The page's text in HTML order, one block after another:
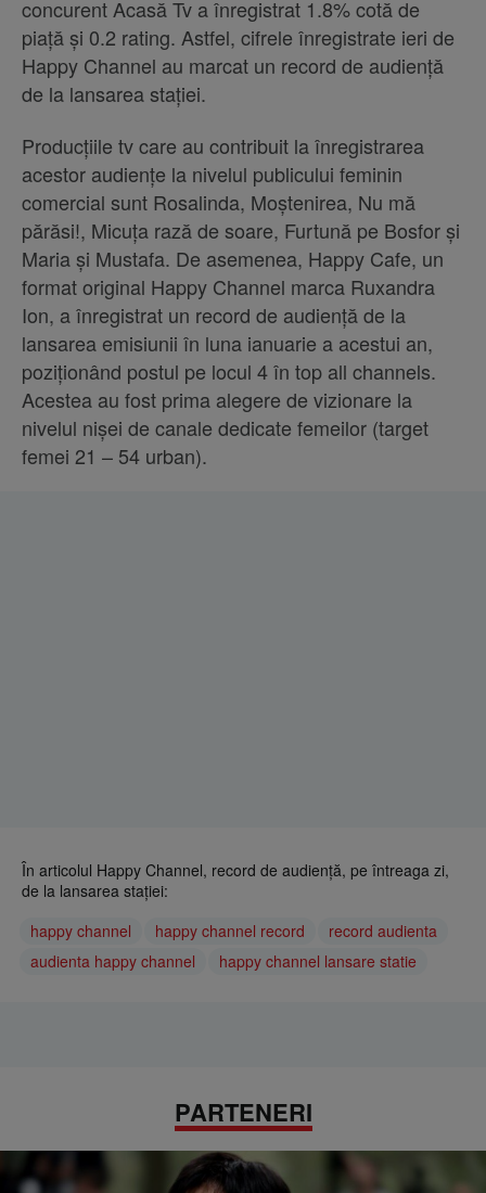
concurent Acasă Tv a înregistrat 1.8% cotă de
piață și 0.2 rating. Astfel, cifrele înregistrate ieri de
Happy Channel au marcat un record de audiență
de la lansarea stației.
Producţiile tv care au contribuit la înregistrarea
acestor audiențe la nivelul publicului feminin
comercial sunt Rosalinda, Moștenirea, Nu mă
părăsi!, Micuța rază de soare, Furtună pe Bosfor și
Maria și Mustafa. De asemenea, Happy Cafe, un
format original Happy Channel marca Ruxandra
Ion, a înregistrat un record de audiență de la
lansarea emisiunii în luna ianuarie a acestui an,
poziționând postul pe locul 4 în top all channels.
Acestea au fost prima alegere de vizionare la
nivelul nișei de canale dedicate femeilor (target
femei 21 – 54 urban).
În articolul Happy Channel, record de audiență, pe întreaga zi,
de la lansarea stației:
happy channel
happy channel record
record audienta
audienta happy channel
happy channel lansare statie
PARTENERI